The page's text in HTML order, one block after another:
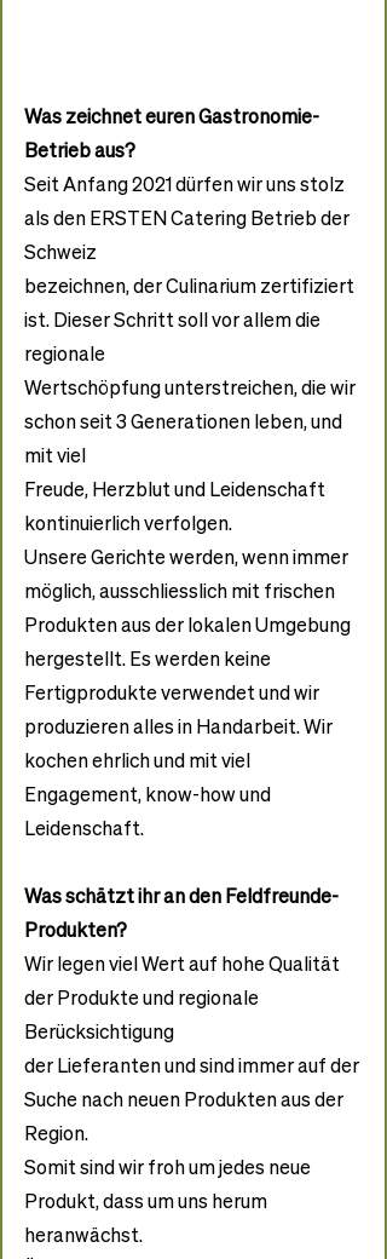
Was zeichnet euren Gastronomie-
Betrieb aus?
Seit Anfang 2021 dürfen wir uns stolz
als den ERSTEN Catering Betrieb der
Schweiz
bezeichnen, der Culinarium zertifiziert
ist. Dieser Schritt soll vor allem die
regionale
Wertschöpfung unterstreichen, die wir
schon seit 3 Generationen leben, und
mit viel
Freude, Herzblut und Leidenschaft
kontinuierlich verfolgen.
Unsere Gerichte werden, wenn immer
möglich, ausschliesslich mit frischen
Produkten aus der lokalen Umgebung
hergestellt. Es werden keine
Fertigprodukte verwendet und wir
produzieren alles in Handarbeit. Wir
kochen ehrlich und mit viel
Engagement, know-how und
Leidenschaft.
Was schätzt ihr an den Feldfreunde-
Produkten?
Wir legen viel Wert auf hohe Qualität
der Produkte und regionale
Berücksichtigung
der Lieferanten und sind immer auf der
Suche nach neuen Produkten aus der
Region.
Somit sind wir froh um jedes neue
Produkt, dass um uns herum
heranwächst.